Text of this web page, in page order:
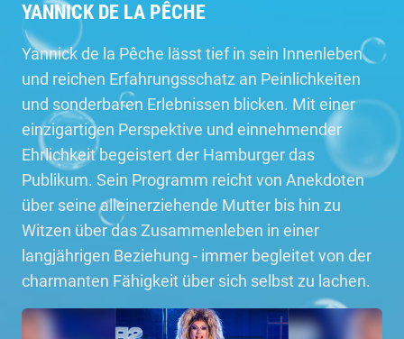
YANNICK DE LA PÊCHE
Yannick de la Pêche lässt tief in sein Innenleben
und reichen Erfahrungsschatz an Peinlichkeiten
und sonderbaren Erlebnissen blicken. Mit einer
einzigartigen Perspektive und einnehmender
Ehrlichkeit begeistert der Hamburger das
Publikum. Sein Programm reicht von Anekdoten
über seine alleinerziehende Mutter bis hin zu
Witzen über das Zusammenleben in einer
langjährigen Beziehung - immer begleitet von der
charmanten Fähigkeit über sich selbst zu lachen.